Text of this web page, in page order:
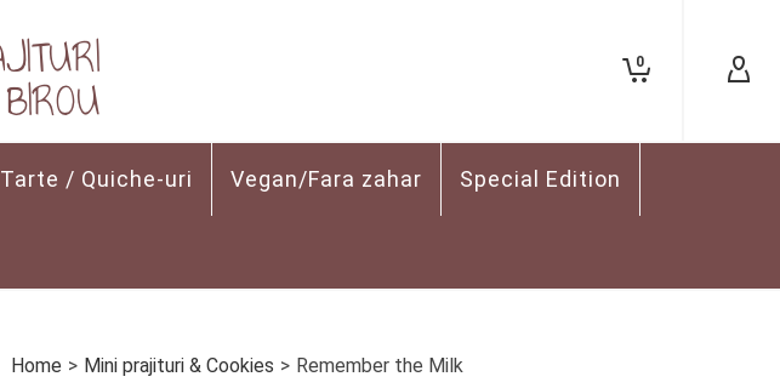
0
Tarte / Quiche-uri Vegan/Fara zahar Special Edition
Home > Mini prajituri & Cookies > Remember the Milk